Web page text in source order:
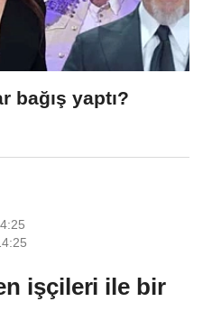
bağış yaptı?
işçileri ile bir